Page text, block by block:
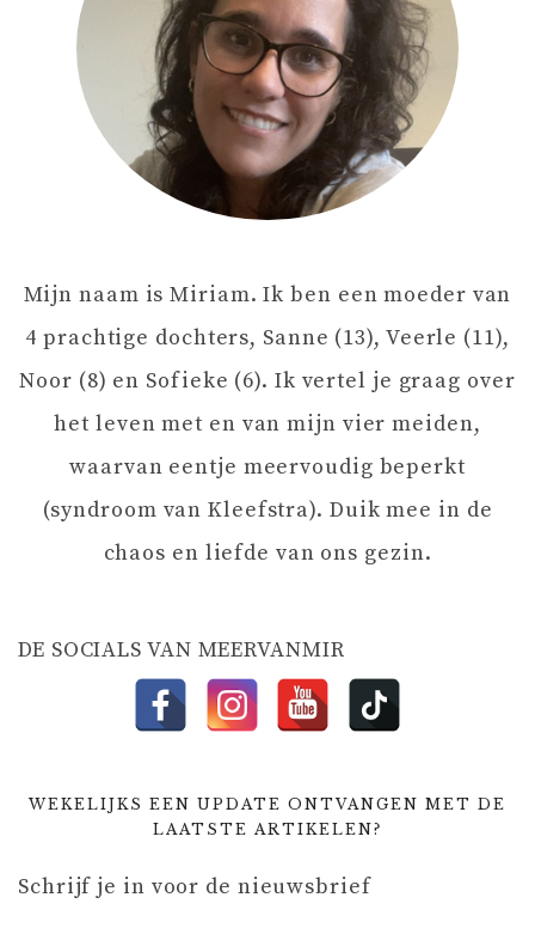
I
G
T
E
Mijn naam is Miriam. Ik ben een moeder van
4 prachtige dochters, Sanne (13), Veerle (11),
Noor (8) en Sofieke (6). Ik vertel je graag over
het leven met en van mijn vier meiden,
waarvan eentje meervoudig beperkt
(syndroom van Kleefstra). Duik mee in de
chaos en liefde van ons gezin.
DE SOCIALS VAN MEERVANMIR
WEKELIJKS EEN UPDATE ONTVANGEN MET DE
LAATSTE ARTIKELEN?
Schrijf je in voor de nieuwsbrief